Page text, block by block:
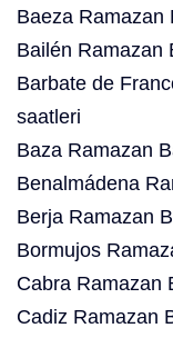
Baeza Ramazan
Bailén Ramazan
Barbate de
saatleri
Baza Ramazan
Benalmádena
Berja Ramazan
Bormujos
Cabra Ramazan
Cadiz Ramazan